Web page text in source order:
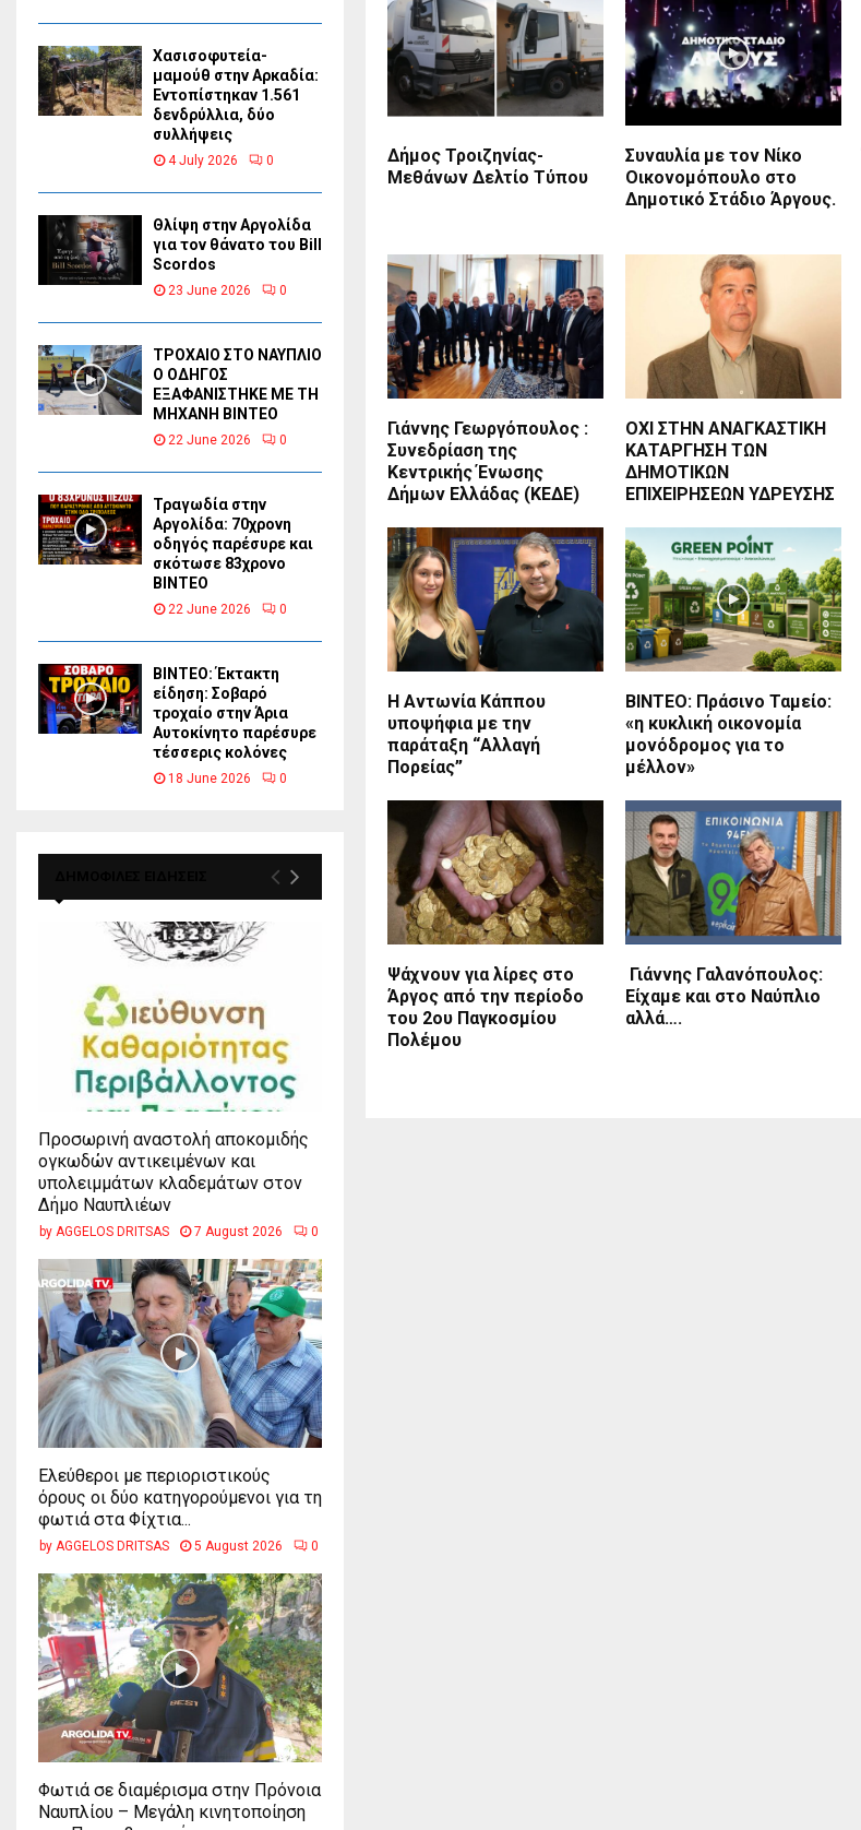
Δήμος Τροιζηνίας-
Μεθάνων Δελτίο Τύπου
Συναυλία με τον Νίκο
Οικονομόπουλο στο
Δημοτικό Στάδιο Άργους.
Γιάννης Γεωργόπουλος :
Συνεδρίαση της
Κεντρικής Ένωσης
Δήμων Ελλάδας (ΚΕΔΕ)
ΟΧΙ ΣΤΗΝ ΑΝΑΓΚΑΣΤΙΚΗ
ΚΑΤΑΡΓΗΣΗ ΤΩΝ
ΔΗΜΟΤΙΚΩΝ
ΕΠΙΧΕΙΡΗΣΕΩΝ ΥΔΡΕΥΣΗΣ
Η Αντωνία Κάππου
υποψήφια με την
παράταξη “Αλλαγή
Πορείας”
BINTEO: Πράσινο Ταμείο:
«η κυκλική οικονομία
μονόδρομος για το
μέλλον»
Ψάχνουν για λίρες στο
Άργος από την περίοδο
του 2ου Παγκοσμίου
Πολέμου
Γιάννης Γαλανόπουλος:
Είχαμε και στο Ναύπλιο
αλλά….
Χασισοφυτεία-
μαμούθ στην Αρκαδία:
Εντοπίστηκαν 1.561
δενδρύλλια, δύο
συλλήψεις
4 July 2026 0
Θλίψη στην Αργολίδα
για τον θάνατο του Bill
Scordos
23 June 2026 0
ΤΡΟΧΑΙΟ ΣΤΟ ΝΑΥΠΛΙΟ
Ο ΟΔΗΓΟΣ
ΕΞΑΦΑΝΙΣΤΗΚΕ ΜΕ ΤΗ
ΜΗΧΑΝΗ ΒΙΝΤΕΟ
22 June 2026 0
Τραγωδία στην
Αργολίδα: 70χρονη
οδηγός παρέσυρε και
σκότωσε 83χρονο
ΒΙΝΤΕΟ
22 June 2026 0
ΒΙΝΤΕΟ: Έκτακτη
είδηση: Σοβαρό
τροχαίο στην Άρια
Αυτοκίνητο παρέσυρε
τέσσερις κολόνες
18 June 2026 0
Προσωρινή αναστολή αποκομιδής
ογκωδών αντικειμένων και
υπολειμμάτων κλαδεμάτων στον
Δήμο Ναυπλιέων
by AGGELOS DRITSAS 7 August 2026 0
Ελεύθεροι με περιοριστικούς
όρους οι δύο κατηγορούμενοι για τη
φωτιά στα Φίχτια...
by AGGELOS DRITSAS 5 August 2026 0
Φωτιά σε διαμέρισμα στην Πρόνοια
Ναυπλίου – Μεγάλη κινητοποίηση